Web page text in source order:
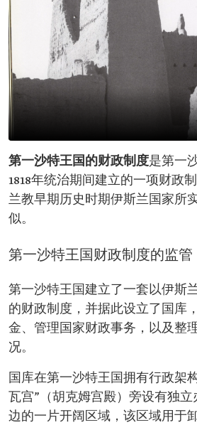
第一沙特王国的财政制度是第一
1818年统治期间建立的一项财政
兰教早期历史时期伊斯兰国家所
似。
第一沙特王国财政制度的监管
第一沙特王国建立了一套以伊斯
的财政制度，并据此设立了国库
金、管理国家财政事务，以及整
况。
国库在第一沙特王国拥有行政架
瓦宫”（胡克姆宫殿）旁设有独
边的一片开阔区域，该区域用于